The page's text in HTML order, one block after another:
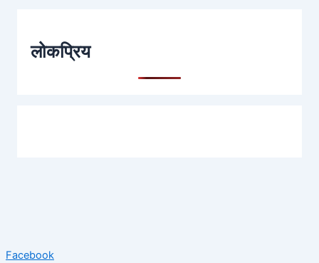
लोकप्रिय
Facebook